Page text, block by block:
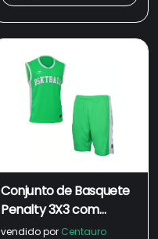
Conjunto de Basquete
Penalty 3X3 com
Camiseta Regata +
vendido por Centauro